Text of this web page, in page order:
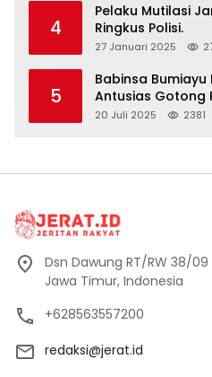
4
Pelaku Mutilasi
Ringkus Polisi.
27 Januari 2025
5
Babinsa
Antusias Gotong
Dusun Banaran
20 Juli 2025 2381
Dsn Dawung RT/RW 38/
Jawa Timur, Indonesia
+628563557200
redaksi@jerat.id